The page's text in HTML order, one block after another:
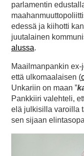
parlamentin
edessä ja kiihotti
juutalainen
alussa.
Maailmanpankin
että ulkomaalaisen (
Unkariin on maan ”
Pankkiiri valehteli,
elä julkisilla varoilla
sen sijaan